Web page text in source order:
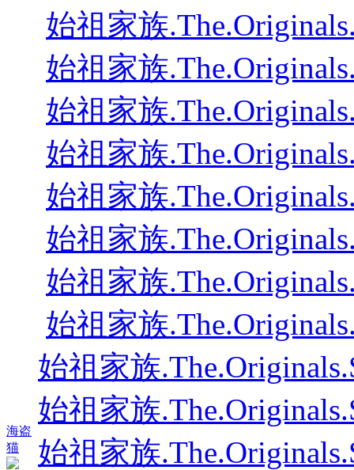
海盗
猫
始祖家族
始祖家族
始祖家族
始祖家族
始祖家族
始祖家族
始祖家族
始祖家族
始祖家族
始祖家族
始祖家族